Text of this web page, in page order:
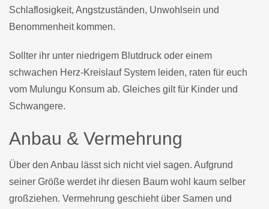
Schlaflosigkeit, Angstzuständen, Unwohlsein und
Benommenheit kommen.
Sollter ihr unter niedrigem Blutdruck oder einem
schwachen Herz-Kreislauf System leiden, raten für euch
vom Mulungu Konsum ab. Gleiches gilt für Kinder und
Schwangere.
Anbau & Vermehrung
Über den Anbau lässt sich nicht viel sagen. Aufgrund
seiner Größe werdet ihr diesen Baum wohl kaum selber
großziehen. Vermehrung geschieht über Samen und